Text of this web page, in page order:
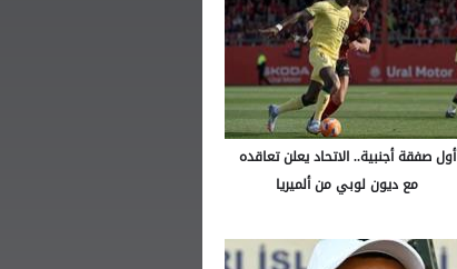
أول صفقة أجنبية.. الاتحاد يعلن تعاقده
مع ديون لوبي من ألميريا